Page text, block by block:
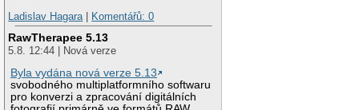
Ladislav Hagara| Komentářů: 0
RawTherapee 5.13
5.8. 12:44 | Nová verze
Byla vydána nová verze 5.13
svobodného multiplatformního softwaru
pro konverzi a zpracování digitálních